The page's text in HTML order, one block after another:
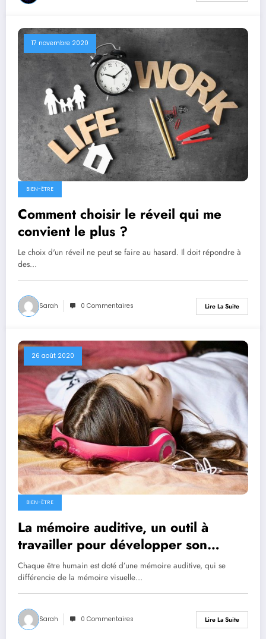
17 novembre 2020
BIEN-ËTRE
Comment choisir le réveil qui me
convient le plus ?
Le choix d'un réveil ne peut se faire au hasard. Il doit répondre à
des…
Sarah 0 Commentaires Lire La Suite
26 août 2020
BIEN-ËTRE
La mémoire auditive, un outil à
travailler pour développer son
oreille musicale
Chaque être humain est doté d’une mémoire auditive, qui se
différencie de la mémoire visuelle…
Sarah 0 Commentaires Lire La Suite